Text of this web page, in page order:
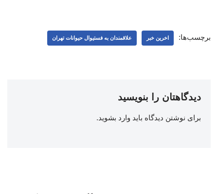
برچسب‌ها: اخرین خبر علاقمندان به فستیوال حیوانات تهران
دیدگاهتان را بنویسید
برای نوشتن دیدگاه باید وارد بشوید.